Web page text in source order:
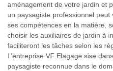
aménagement de votre jardin et
un paysagiste professionnel
ses compétences en la matière,
choisir les auxiliaires de jardin à
faciliteront les tâches selon les
L’entreprise VF Elagage sise
paysagiste reconnue dans le